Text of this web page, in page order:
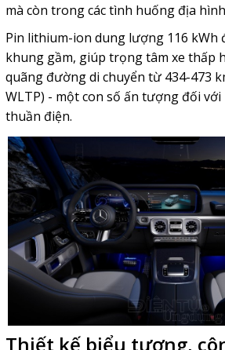
mà còn trong các tình huống địa
Pin lithium-ion dung lượng 116 kWh
khung gầm, giúp trọng tâm xe thấp
quãng đường di chuyển từ 434-473
WLTP) - một con số ấn tượng đối
thuần điện.
Thiết kế biểu tượng,